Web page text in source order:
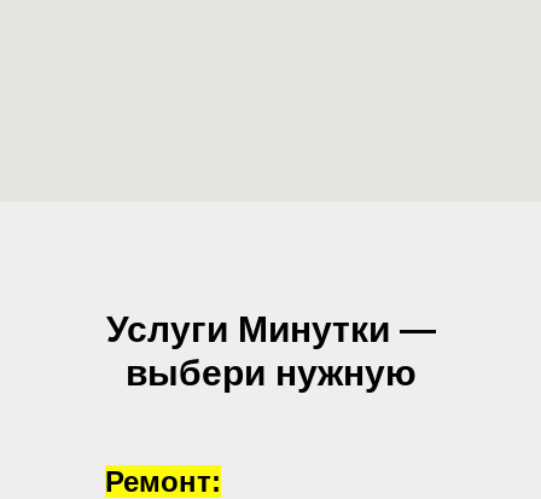
Услуги Минутки —
выбери нужную
Ремонт: